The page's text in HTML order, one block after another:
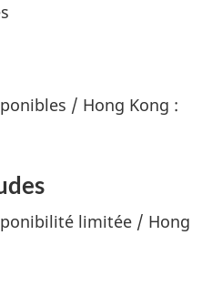
/ Hong Kong :
limitée / Hong